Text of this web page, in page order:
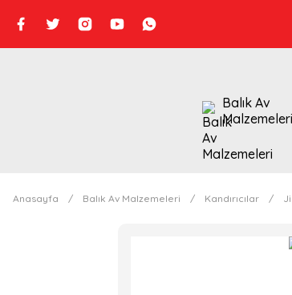
Balık Av
Malzemeleri
Anasayfa Balık Av Malzemeleri Kandırıcılar